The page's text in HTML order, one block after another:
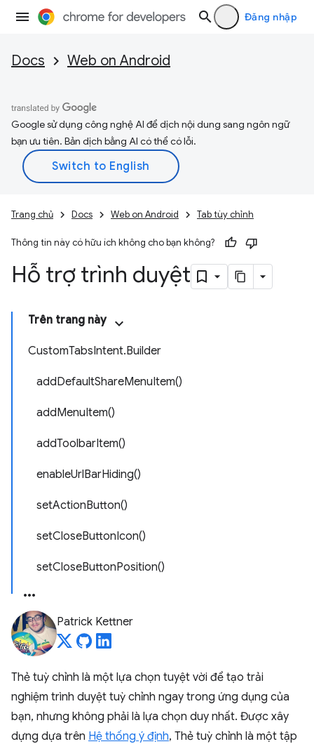
Đăng nhập
Docs Web on Android
Google sử dụng công nghệ AI để dịch nội dung sang ngôn ngữ
bạn ưu tiên. Bản dịch bằng AI có thể có lỗi.
Trang chủ Docs Web on Android Tab tùy chỉnh
Thông tin này có hữu ích không cho bạn không?
Hỗ trợ trình duyệt
Trên trang này
CustomTabsIntent.Builder
addDefaultShareMenuItem()
addMenuItem()
addToolbarItem()
enableUrlBarHiding()
setActionButton()
setCloseButtonIcon()
setCloseButtonPosition()
Patrick Kettner
Thẻ tuỳ chỉnh là một lựa chọn tuyệt vời để tạo trải
nghiệm trình duyệt tuỳ chỉnh ngay trong ứng dụng của
bạn, nhưng không phải là lựa chọn duy nhất. Được xây
dựng dựa trên Hệ thống ý định, Thẻ tuỳ chỉnh là một tập